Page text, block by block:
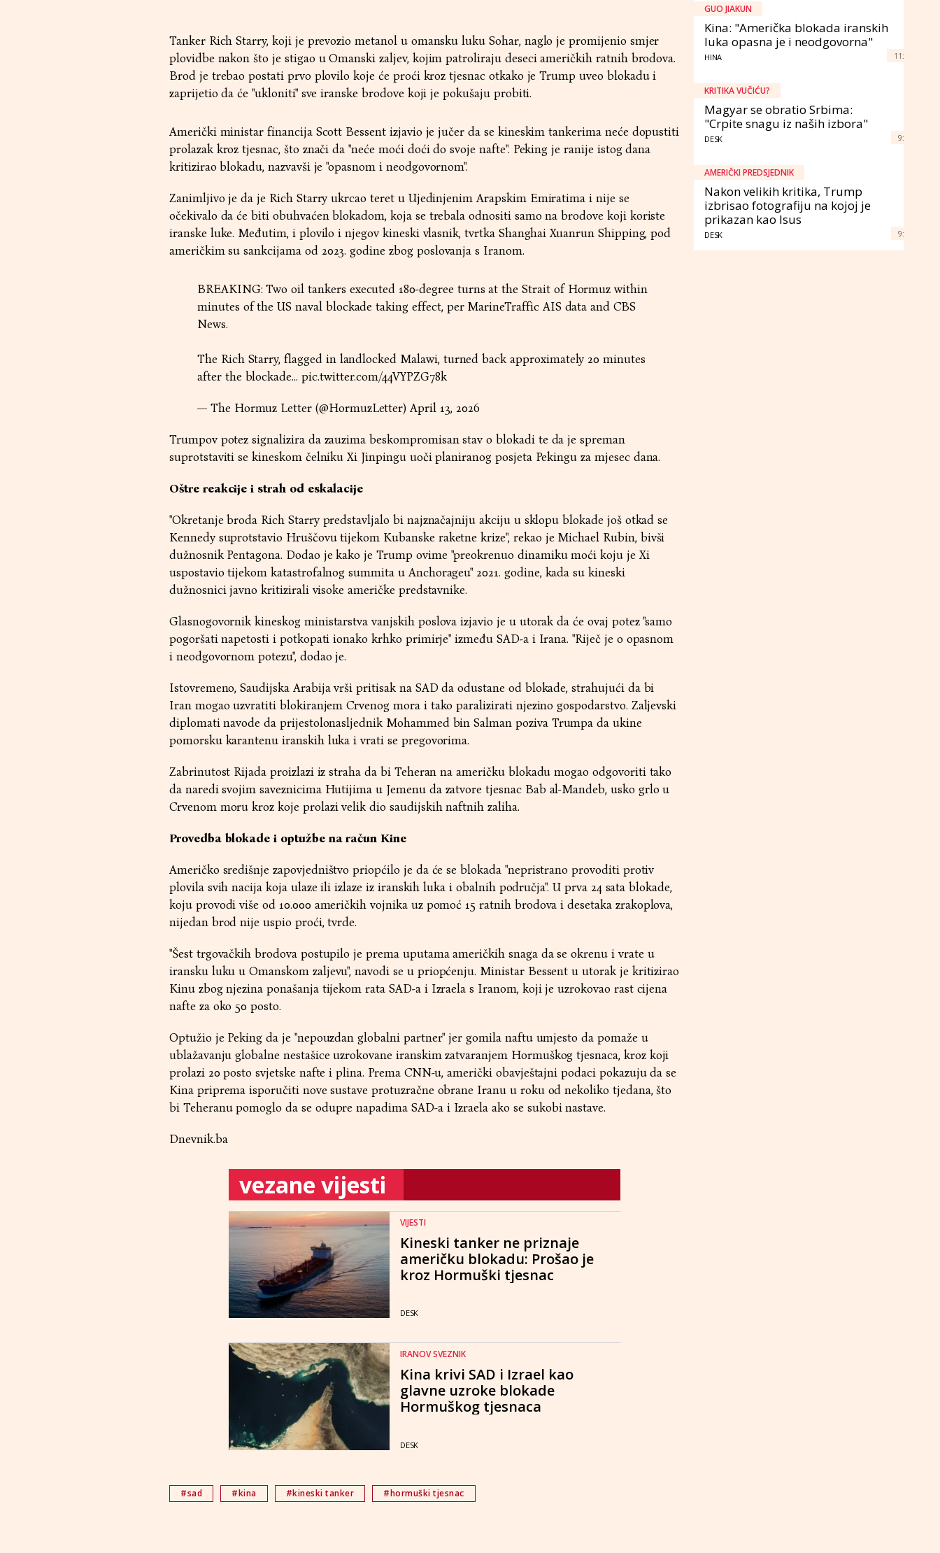
Tanker Rich Starry, koji je prevozio metanol u omansku luku Sohar, naglo je promijenio smjer
plovidbe nakon što je stigao u Omanski zaljev, kojim patroliraju deseci američkih ratnih brodova.
Brod je trebao postati prvo plovilo koje će proći kroz tjesnac otkako je Trump uveo blokadu i
zaprijetio da će "ukloniti" sve iranske brodove koji je pokušaju probiti.
Američki ministar financija Scott Bessent izjavio je jučer da se kineskim tankerima neće dopustiti
prolazak kroz tjesnac, što znači da "neće moći doći do svoje nafte". Peking je ranije istog dana
kritizirao blokadu, nazvavši je "opasnom i neodgovornom".
Zanimljivo je da je Rich Starry ukrcao teret u Ujedinjenim Arapskim Emiratima i nije se
očekivalo da će biti obuhvaćen blokadom, koja se trebala odnositi samo na brodove koji koriste
iranske luke. Međutim, i plovilo i njegov kineski vlasnik, tvrtka Shanghai Xuanrun Shipping, pod
američkim su sankcijama od 2023. godine zbog poslovanja s Iranom.
BREAKING: Two oil tankers executed 180-degree turns at the Strait of Hormuz within
minutes of the US naval blockade taking effect, per MarineTraffic AIS data and CBS
News.
The Rich Starry, flagged in landlocked Malawi, turned back approximately 20 minutes
after the blockade… pic.twitter.com/44VYPZG78k
— The Hormuz Letter (@HormuzLetter)April 13, 2026
Trumpov potez signalizira da zauzima beskompromisan stav o blokadi te da je spreman
suprotstaviti se kineskom čelniku Xi Jinpingu uoči planiranog posjeta Pekingu za mjesec dana.
Oštre reakcije i strah od eskalacije
"Okretanje broda Rich Starry predstavljalo bi najznačajniju akciju u sklopu blokade još otkad se
Kennedy suprotstavio Hruščovu tijekom Kubanske raketne krize", rekao je Michael Rubin, bivši
dužnosnik Pentagona. Dodao je kako je Trump ovime "preokrenuo dinamiku moći koju je Xi
uspostavio tijekom katastrofalnog summita u Anchorageu" 2021. godine, kada su kineski
dužnosnici javno kritizirali visoke američke predstavnike.
Glasnogovornik kineskog ministarstva vanjskih poslova izjavio je u utorak da će ovaj potez "samo
pogoršati napetosti i potkopati ionako krhko primirje" između SAD-a i Irana. "Riječ je o opasnom
i neodgovornom potezu", dodao je.
Istovremeno, Saudijska Arabija vrši pritisak na SAD da odustane od blokade, strahujući da bi
Iran mogao uzvratiti blokiranjem Crvenog mora i tako paralizirati njezino gospodarstvo. Zaljevski
diplomati navode da prijestolonasljednik Mohammed bin Salman poziva Trumpa da ukine
pomorsku karantenu iranskih luka i vrati se pregovorima.
Zabrinutost Rijada proizlazi iz straha da bi Teheran na američku blokadu mogao odgovoriti tako
da naredi svojim saveznicima Hutijima u Jemenu da zatvore tjesnac Bab al-Mandeb, usko grlo u
Crvenom moru kroz koje prolazi velik dio saudijskih naftnih zaliha.
Provedba blokade i optužbe na račun Kine
Američko središnje zapovjedništvo priopćilo je da će se blokada "nepristrano provoditi protiv
plovila svih nacija koja ulaze ili izlaze iz iranskih luka i obalnih područja". U prva 24 sata blokade,
koju provodi više od 10.000 američkih vojnika uz pomoć 15 ratnih brodova i desetaka zrakoplova,
nijedan brod nije uspio proći, tvrde.
"Šest trgovačkih brodova postupilo je prema uputama američkih snaga da se okrenu i vrate u
iransku luku u Omanskom zaljevu", navodi se u priopćenju. Ministar Bessent u utorak je kritizirao
Kinu zbog njezina ponašanja tijekom rata SAD-a i Izraela s Iranom, koji je uzrokovao rast cijena
nafte za oko 50 posto.
Optužio je Peking da je "nepouzdan globalni partner" jer gomila naftu umjesto da pomaže u
ublažavanju globalne nestašice uzrokovane iranskim zatvaranjem Hormuškog tjesnaca, kroz koji
prolazi 20 posto svjetske nafte i plina. Prema CNN-u, američki obavještajni podaci pokazuju da se
Kina priprema isporučiti nove sustave protuzračne obrane Iranu u roku od nekoliko tjedana, što
bi Teheranu pomoglo da se odupre napadima SAD-a i Izraela ako se sukobi nastave.
Dnevnik.ba
vezane vijesti
VIJESTI
Kineski tanker ne priznaje
američku blokadu: Prošao je
kroz Hormuški tjesnac
DESK
IRANOV SVEZNIK
Kina krivi SAD i Izrael kao
glavne uzroke blokade
Hormuškog tjesnaca
DESK
#sad #kina #kineski tanker #hormuški tjesnac
GUO JIAKUN
Kina: "Američka blokada iranskih
luka opasna je i neodgovorna"
HINA 11:
KRITIKA VUČIĆU?
Magyar se obratio Srbima:
"Crpite snagu iz naših izbora"
DESK 9:
AMERIČKI PREDSJEDNIK
Nakon velikih kritika, Trump
izbrisao fotografiju na kojoj je
prikazan kao Isus
DESK 9: